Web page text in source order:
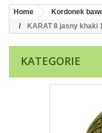
Home Kordonek
KARAT 8 jasny khaki
KATEGORIE